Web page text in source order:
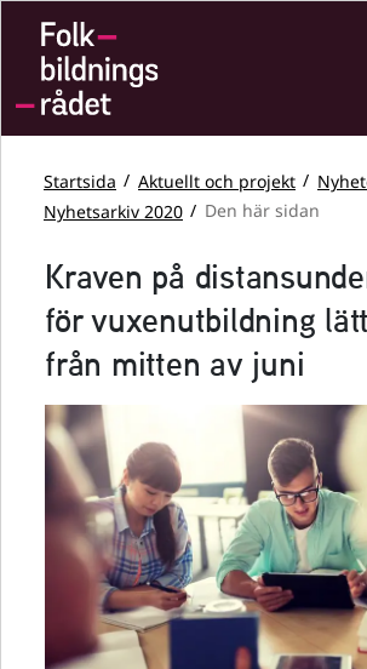
Startsida Aktuellt och projekt
Nyhetsarkiv 2020
Den här sidan
Kraven på
för vuxenutbildning
från mitten av juni